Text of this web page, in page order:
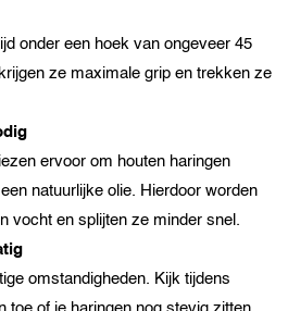
onder een hoek van ongeveer 45
ze maximale grip en trekken ze
ervoor om houten haringen
natuurlijke olie. Hierdoor worden
vocht en splijten ze minder snel.
omstandigheden. Kijk tijdens